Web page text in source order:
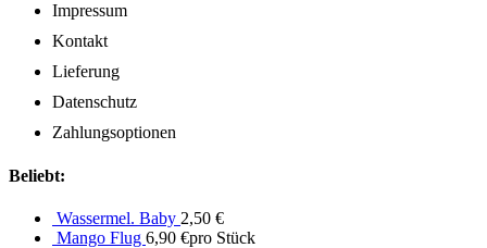
Impressum
Kontakt
Lieferung
Datenschutz
Zahlungsoptionen
Beliebt:
Wassermel. Baby 2,50 €
Mango Flug 6,90 €pro Stück